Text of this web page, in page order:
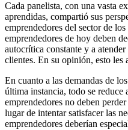
Cada panelista, con una vasta
aprendidas, compartió sus
emprendedores del sector de
emprendedores de hoy deben
autocrítica constante y a
clientes. En su opinión, esto les
En cuanto a las demandas de
última instancia, todo se reduce
emprendedores no deben
lugar de intentar satisfacer las
emprendedores deberían